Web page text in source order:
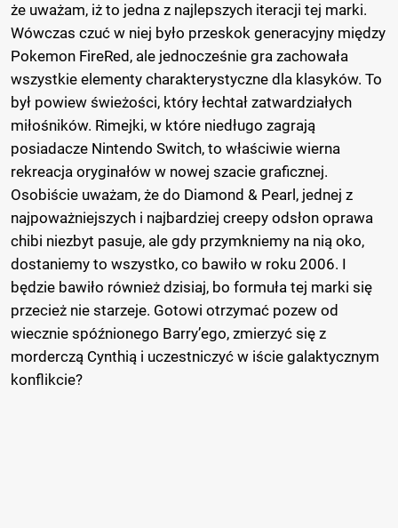
że uważam, iż to jedna z najlepszych iteracji tej marki.
Wówczas czuć w niej było przeskok generacyjny między
Pokemon FireRed, ale jednocześnie gra zachowała
wszystkie elementy charakterystyczne dla klasyków. To
był powiew świeżości, który łechtał zatwardziałych
miłośników. Rimejki, w które niedługo zagrają
posiadacze Nintendo Switch, to właściwie wierna
rekreacja oryginałów w nowej szacie graficznej.
Osobiście uważam, że do Diamond & Pearl, jednej z
najpoważniejszych i najbardziej creepy odsłon oprawa
chibi niezbyt pasuje, ale gdy przymkniemy na nią oko,
dostaniemy to wszystko, co bawiło w roku 2006. I
będzie bawiło również dzisiaj, bo formuła tej marki się
przecież nie starzeje. Gotowi otrzymać pozew od
wiecznie spóźnionego Barry’ego, zmierzyć się z
morderczą Cynthią i uczestniczyć w iście galaktycznym
konflikcie?